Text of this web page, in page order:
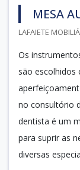
MESA
LAFAIETE
Os
são escolhidos
no consultório
dentista é um
para suprir as
diversas